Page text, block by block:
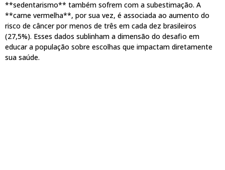
**sedentarismo** também sofrem com a subestimação. A
**carne vermelha**, por sua vez, é associada ao aumento do
risco de câncer por menos de três em cada dez brasileiros
(27,5%). Esses dados sublinham a dimensão do desafio em
educar a população sobre escolhas que impactam diretamente
sua saúde.